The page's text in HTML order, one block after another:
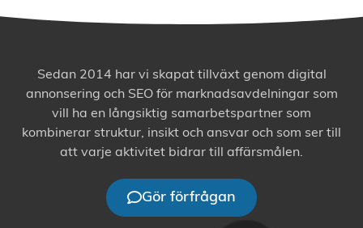
Sedan 2014 har vi skapat tillväxt genom digital
annonsering och SEO för marknadsavdelningar som
vill ha en långsiktig samarbetspartner som
kombinerar struktur, insikt och ansvar och som ser till
att varje aktivitet bidrar till affärsmålen.
Gör förfrågan